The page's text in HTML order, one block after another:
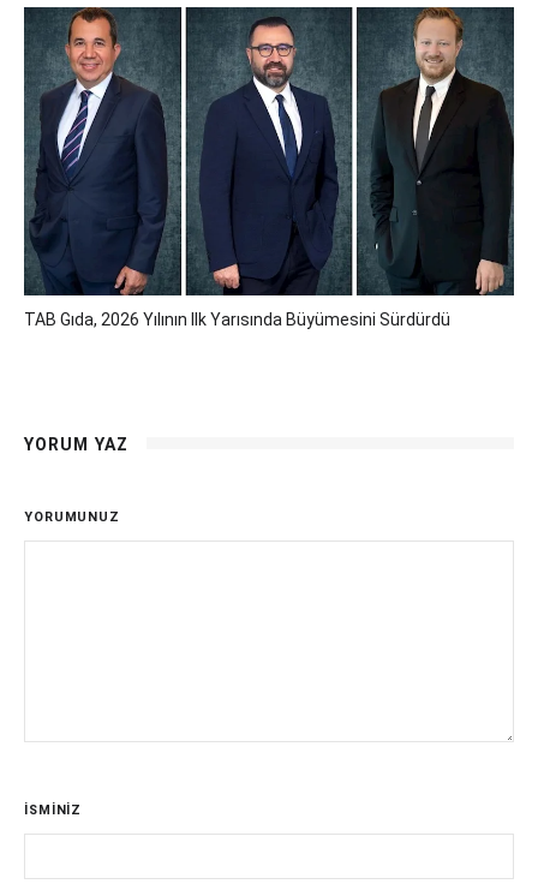
TAB Gıda, 2026 Yılının Ilk Yarısında Büyümesini Sürdürdü
YORUM YAZ
YORUMUNUZ
İSMİNİZ